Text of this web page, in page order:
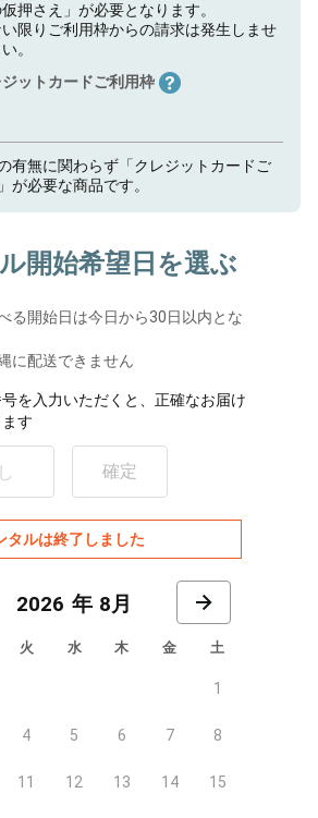
押さえ」が必要となります。
限りご利用枠からの請求は発生しませ
。
ットカードご利用枠
有無に関わらず「クレジットカードご
が必要な商品です。
開始希望日を選ぶ
る開始日は今日から30日以内とな
に配送できません
を入力いただくと、正確なお届け
す
確定
タルは終了しました
8月
火 水 木 金 土
1
4 5 6 7 8
11 12 13 14 15